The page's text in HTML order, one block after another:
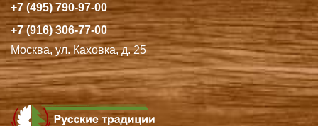
+7 (495) 790-97-00
+7 (916) 306-77-00
Москва, ул. Каховка, д. 25